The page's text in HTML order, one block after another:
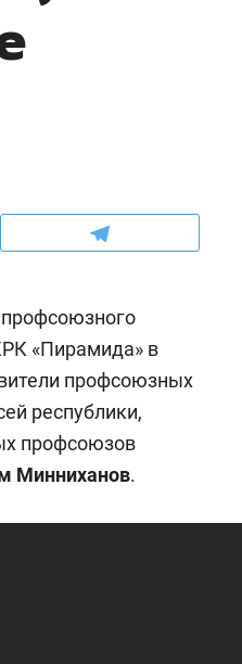
«Пирамида» в
профсоюзных
республики,
профсоюзов
Минниханов.
без кредитов
рынки,
дикой
и
в